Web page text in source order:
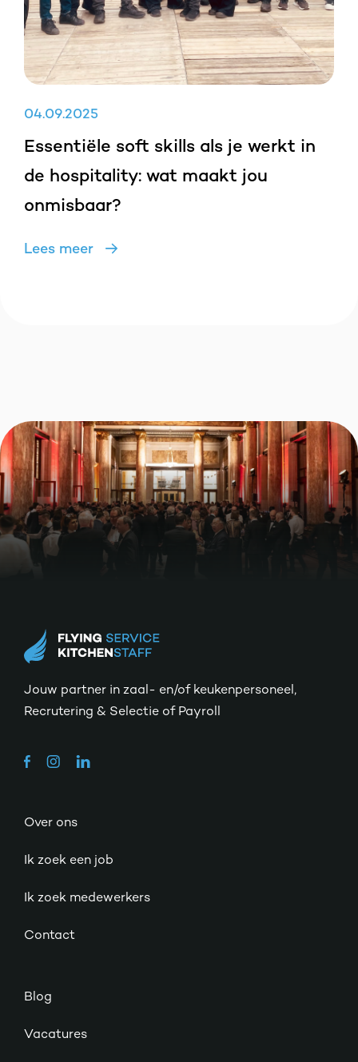
04.09.2025
Essentiële soft skills als je werkt in
de hospitality: wat maakt jou
onmisbaar?
Lees meer
Jouw partner in zaal- en/of keukenpersoneel,
Recrutering & Selectie of Payroll
Over ons
Ik zoek een job
Ik zoek medewerkers
Contact
Blog
Vacatures